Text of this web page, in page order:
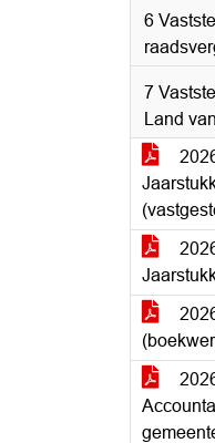
6
7
Land